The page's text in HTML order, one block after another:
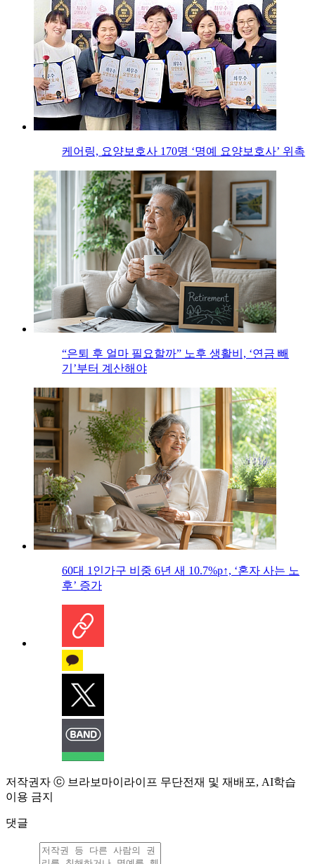
케어링, 요양보호사 170명 ‘명예 요양보호사’ 위촉
“은퇴 후 얼마 필요할까” 노후 생활비, ‘연금 빼
기’부터 계산해야
60대 1인가구 비중 6년 새 10.7%p↑, ‘혼자 사는 노
후’ 증가
저작권자 ⓒ 브라보마이라이프 무단전재 및 재배포, AI학습
이용 금지
댓글